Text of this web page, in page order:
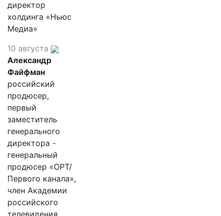
директор
холдинга «Ньюс
Медиа»
10 августа
Александр
Файфман
российский
продюсер,
первый
заместитель
генерального
директора -
генеральный
продюсер «ОРТ/
Первого канала»,
член Академии
российского
телевидения